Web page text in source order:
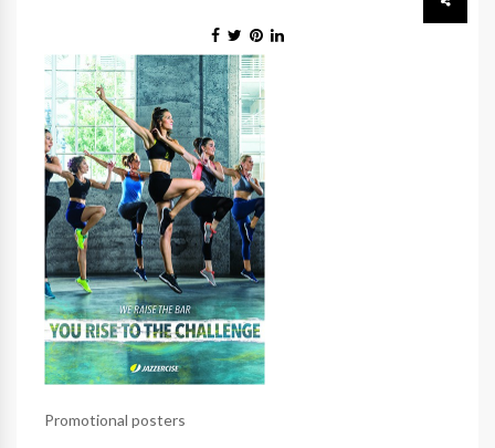
Promotional posters